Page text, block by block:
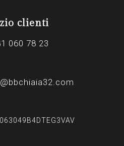
clienti
060 78 23